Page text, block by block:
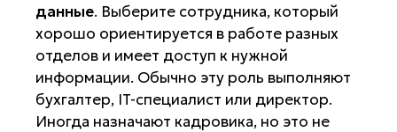
данные. Выберите сотрудника, который
хорошо ориентируется в работе разных
отделов и имеет доступ к нужной
информации. Обычно эту роль выполняют
бухгалтер, IT-специалист или директор.
Иногда назначают кадровика, но это не